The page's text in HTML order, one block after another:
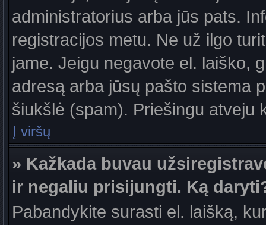
administratorius arba jūs pats.
registracijos metu. Ne už ilgo
jame. Jeigu negavote el. laiško,
adresą arba jūsų pašto sistema
šiukšlė (spam). Priešingu atveju
Į viršų
» Kažkada buvau
ir negaliu prisijungti. Ką
Pabandykite surasti el. laišką,